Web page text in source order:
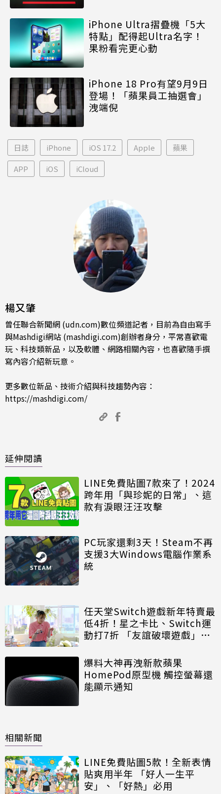
iPhone Ultra摺疊機「5大
特點」配得起Ultra名字！
果粉看完更心動
iPhone 18 Pro有望9月9日
登場！「蘋果員工抽選會」
洩端倪
日誌 iPhone iOS 17.2 Apple 蘋果
APP iOS iCloud
楊又肇
曾任聯合新聞網 (udn.com)數位頻道記者，目前為自由寫手
與Mashdigi網站 (mashdigi.com)創辦者身分，平常喜歡電
玩、科技類新品，以及軟體、網路相關內容，也喜歡隨手撰
寫內容介紹新玩意。
更多數位新品、技術介紹與科技趨勢內容：
https://mashdigi.com/
延伸閱讀
LINE免費貼圖7款來了！2024
跨年用「與珍妮的日常」、這
款有淚眼汪汪攻擊
PC玩家還剩3天！Steam不再
支援3大Windows電腦作業系
統
任天堂Switch遊戲新年特賣最
低4折！星之卡比、Switch運
動打7折 「友誼破壞遊戲」也
爆料大神再洩新款蘋果
HomePod原型機 觸控螢幕還
能顯示通知
相關新聞
LINE免費貼圖5款！全新表情
貼爽用半年 「好人一生平
安」、「好熱」必用